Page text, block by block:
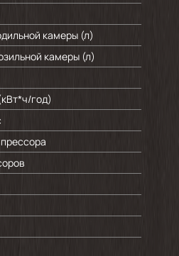
камеры (л)
камеры (л)
год)